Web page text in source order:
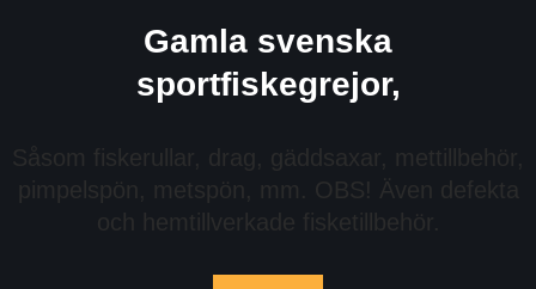
Gamla svenska
sportfiskegrejor,
Såsom fiskerullar, drag, gäddsaxar, mettillbehör,
pimpelspön, metspön, mm. OBS! Även defekta
och hemtillverkade fisketillbehör.